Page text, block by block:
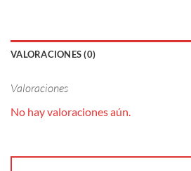
VALORACIONES (0)
Valoraciones
No hay valoraciones aún.